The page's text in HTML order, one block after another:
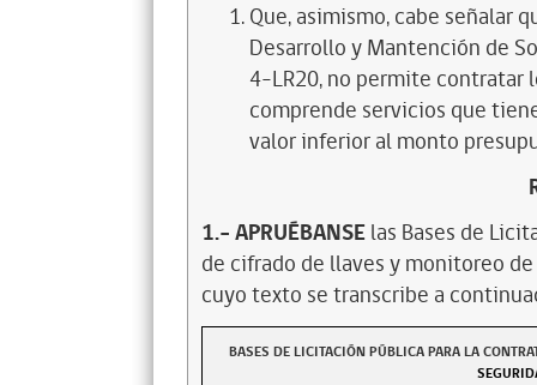
Que, asimismo, cabe señalar
Desarrollo y Mantención de
4-LR20, no permite contratar
comprende servicios que
valor inferior al monto
1.- APRUÉBANSElas Bases de
de cifrado de llaves y monitoreo
cuyo texto se transcribe a
BASES DE LICITACIÓN PÚBLICA PARA LA